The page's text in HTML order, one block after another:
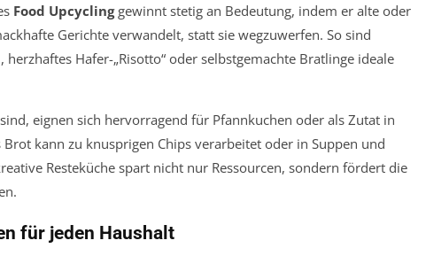
Food Upcyclinggewinnt stetig an Bedeutung, indem er alte oder
Gerichte verwandelt, statt sie wegzuwerfen. So sind
, herzhaftes Hafer-„Risotto“ oder selbstgemachte Bratlinge ideale
eignen sich hervorragend für Pfannkuchen oder als Zutat in
kann zu knusprigen Chips verarbeitet oder in Suppen und
Resteküche spart nicht nur Ressourcen, sondern fördert die
für jeden Haushalt